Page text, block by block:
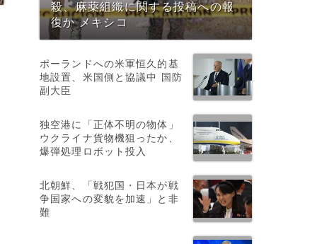
殺、麻薬組織に関する投稿への報
復か メキシコ
ポーランドへの米軍恒久的基
地設置、米国側と協議中 国防
副大臣
独空港に「正体不明の物体」
ウクライナ貨物機狙ったか、
爆弾処理ロボット投入
北朝鮮、「戦犯国・日本が戦
争国家への変貌を加速」と非
難